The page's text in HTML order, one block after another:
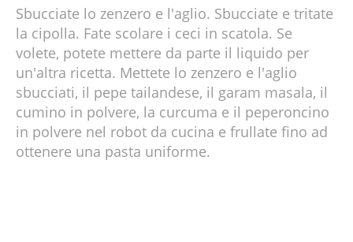
Sbucciate lo zenzero e l'aglio. Sbucciate e tritate
la cipolla. Fate scolare i ceci in scatola. Se
volete, potete mettere da parte il liquido per
un'altra ricetta. Mettete lo zenzero e l'aglio
sbucciati, il pepe tailandese, il garam masala, il
cumino in polvere, la curcuma e il peperoncino
in polvere nel robot da cucina e frullate fino ad
ottenere una pasta uniforme.